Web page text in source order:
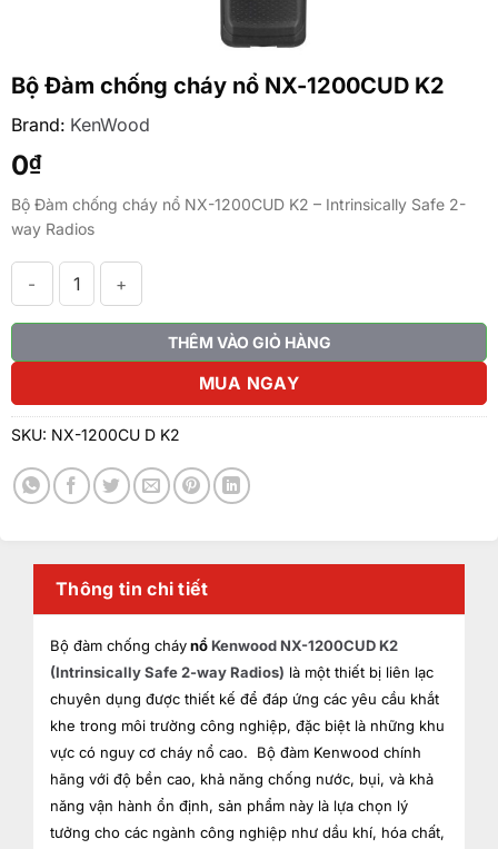
Bộ Đàm chống cháy nổ NX-1200CUD K2
Brand: KenWood
0₫
Bộ Đàm chống cháy nổ NX-1200CUD K2 – Intrinsically Safe 2-
way Radios
THÊM VÀO GIỎ HÀNG
MUA NGAY
SKU: NX-1200CU D K2
Thông tin chi tiết
Bộ đàm chống cháynổKenwood NX-1200CUD K2
(Intrinsically Safe 2-way Radios) là một thiết bị liên lạc
chuyên dụng được thiết kế để đáp ứng các yêu cầu khắt
khe trong môi trường công nghiệp, đặc biệt là những khu
vực có nguy cơ cháy nổ cao. Bộ đàm Kenwood chính
hãng với độ bền cao, khả năng chống nước, bụi, và khả
năng vận hành ổn định, sản phẩm này là lựa chọn lý
tưởng cho các ngành công nghiệp như dầu khí, hóa chất,